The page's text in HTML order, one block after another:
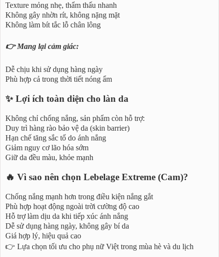
Texture mỏng nhẹ, thẩm thấu nhanh
Không gây nhờn rít, không nặng mặt
Không làm bít tắc lỗ chân lông
👉 Mang lại cảm giác:
Dễ chịu khi sử dụng hàng ngày
Phù hợp cả trong thời tiết nóng ẩm
✨ Lợi ích toàn diện cho làn da
Không chỉ chống nắng, sản phẩm còn hỗ trợ:
Duy trì hàng rào bảo vệ da (skin barrier)
Hạn chế tăng sắc tố do ánh nắng
Giảm nguy cơ lão hóa sớm
Giữ da đều màu, khỏe mạnh
🔥 Vì sao nên chọn Lebelage Extreme (Cam)?
Chống nắng mạnh hơn trong điều kiện nắng gắt
Phù hợp hoạt động ngoài trời cường độ cao
Hỗ trợ làm dịu da khi tiếp xúc ánh nắng
Dễ sử dụng hàng ngày, không gây bí da
Giá hợp lý, hiệu quả cao
👉 Lựa chọn tối ưu cho phụ nữ Việt trong mùa hè và du lịch